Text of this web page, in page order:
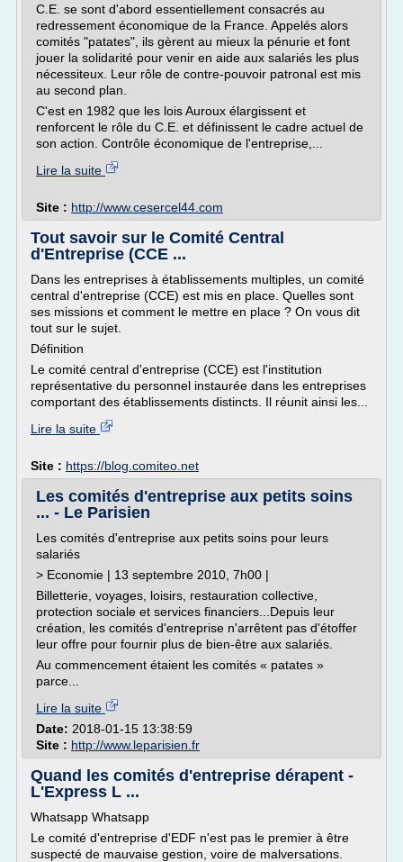
C.E. se sont d'abord essentiellement consacrés au
redressement économique de la France. Appelés alors
comités "patates", ils gèrent au mieux la pénurie et font
jouer la solidarité pour venir en aide aux salariés les plus
nécessiteux. Leur rôle de contre-pouvoir patronal est mis
au second plan.
C'est en 1982 que les lois Auroux élargissent et
renforcent le rôle du C.E. et définissent le cadre actuel de
son action. Contrôle économique de l'entreprise,...
Lire la suite
Site : http://www.cesercel44.com
Tout savoir sur le Comité Central
d'Entreprise (CCE ...
Dans les entreprises à établissements multiples, un comité
central d'entreprise (CCE) est mis en place. Quelles sont
ses missions et comment le mettre en place ? On vous dit
tout sur le sujet.
Définition
Le comité central d'entreprise (CCE) est l'institution
représentative du personnel instaurée dans les entreprises
comportant des établissements distincts. Il réunit ainsi les...
Lire la suite
Site : https://blog.comiteo.net
Les comités d'entreprise aux petits soins
... - Le Parisien
Les comités d'entreprise aux petits soins pour leurs
salariés
> Economie | 13 septembre 2010, 7h00 |
Billetterie, voyages, loisirs, restauration collective,
protection sociale et services financiers...Depuis leur
création, les comités d'entreprise n'arrêtent pas d'étoffer
leur offre pour fournir plus de bien-être aux salariés.
Au commencement étaient les comités « patates »
parce...
Lire la suite
Date: 2018-01-15 13:38:59
Site : http://www.leparisien.fr
Quand les comités d'entreprise dérapent -
L'Express L ...
Whatsapp Whatsapp
Le comité d'entreprise d'EDF n'est pas le premier à être
suspecté de mauvaise gestion, voire de malversations.